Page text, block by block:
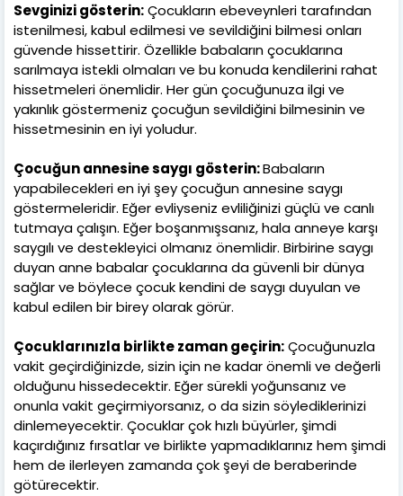
Sevginizi gösterin:Çocukların ebeveynleri tarafından
istenilmesi, kabul edilmesi ve sevildiğini bilmesi onları
güvende hissettirir. Özellikle babaların çocuklarına
sarılmaya istekli olmaları ve bu konuda kendilerini rahat
hissetmeleri önemlidir. Her gün çocuğunuza ilgi ve
yakınlık göstermeniz çocuğun sevildiğini bilmesinin ve
hissetmesinin en iyi yoludur.
Çocuğun annesine saygı gösterin:Babaların
yapabilecekleri en iyi şey çocuğun annesine saygı
göstermeleridir. Eğer evliyseniz evliliğinizi güçlü ve canlı
tutmaya çalışın. Eğer boşanmışsanız, hala anneye karşı
saygılı ve destekleyici olmanız önemlidir. Birbirine saygı
duyan anne babalar çocuklarına da güvenli bir dünya
sağlar ve böylece çocuk kendini de saygı duyulan ve
kabul edilen bir birey olarak görür.
Çocuklarınızla birlikte zaman geçirin:Çocuğunuzla
vakit geçirdiğinizde, sizin için ne kadar önemli ve değerli
olduğunu hissedecektir. Eğer sürekli yoğunsanız ve
onunla vakit geçirmiyorsanız, o da sizin söylediklerinizi
dinlemeyecektir. Çocuklar çok hızlı büyürler, şimdi
kaçırdığınız fırsatlar ve birlikte yapmadıklarınız hem şimdi
hem de ilerleyen zamanda çok şeyi de beraberinde
götürecektir.